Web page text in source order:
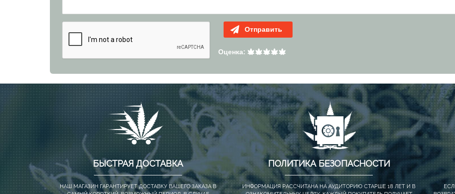
Отправить
Оценка:
БЫСТРАЯ ДОСТАВКА
НАШ МАГАЗИН ГАРАНТИРУЕТ ДОСТАВКУ ВАШЕГО ЗАКАЗА В
ПОЛИТИКА БЕЗОПАСНОСТИ
ИНФОРМАЦИЯ РАССЧИТАНА НА АУДИТОРИЮ СТАРШЕ 18 ЛЕТ И В